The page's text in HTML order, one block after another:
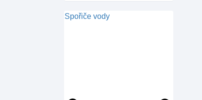
Spořiče vody